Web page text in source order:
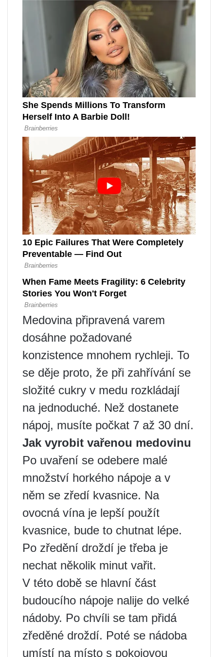
Medovina připravená varem
dosáhne požadované
konzistence mnohem rychleji. To
se děje proto, že při zahřívání se
složité cukry v medu rozkládají
na jednoduché. Než dostanete
nápoj, musíte počkat 7 až 30 dní.
Jak vyrobit vařenou medovinu
Po uvaření se odebere malé
množství horkého nápoje a v
něm se zředí kvasnice. Na
ovocná vína je lepší použít
kvasnice, bude to chutnat lépe.
Po zředění droždí je třeba je
nechat několik minut vařit.
V této době se hlavní část
budoucího nápoje nalije do velké
nádoby. Po chvíli se tam přidá
zředěné droždí. Poté se nádoba
umístí na místo s pokojovou